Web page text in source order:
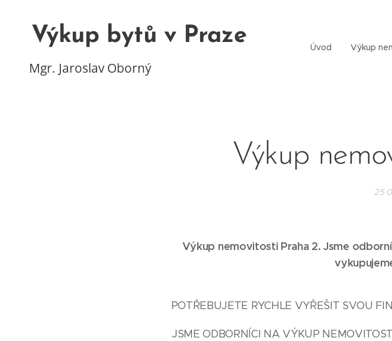
Výkup bytů v Praze
Mgr. Jaroslav Oborný
Úvod Výkup
Výkup
Výkup nemovitosti Praha 2. Jsme
POTŘEBUJETE RYCHLE VYŘEŠIT SVOU
JSME ODBORNÍCI NA VÝKUP